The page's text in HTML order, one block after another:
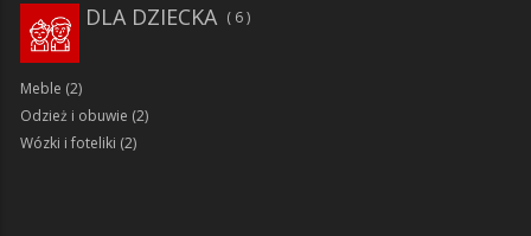
6
DLA DZIECKA
Meble (2)
Odzież i obuwie (2)
Wózki i foteliki (2)